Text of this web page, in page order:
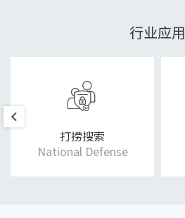
行业应用
打捞搜索
National Defense